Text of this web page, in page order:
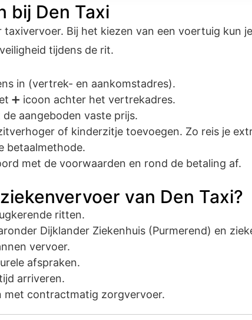
bij Den Taxi
Bij het kiezen van een voertuig kun
tijdens de rit.
in (vertrek- en aankomstadres).
➕ icoon achter het vertrekadres.
aangeboden vaste prijs.
of kinderzitje toevoegen. Zo reis je
betaalmethode.
met de voorwaarden en rond de betaling af.
van Den Taxi?
ritten.
Dijklander Ziekenhuis (Purmerend) en
vervoer.
afspraken.
arriveren.
met contractmatig zorgvervoer.